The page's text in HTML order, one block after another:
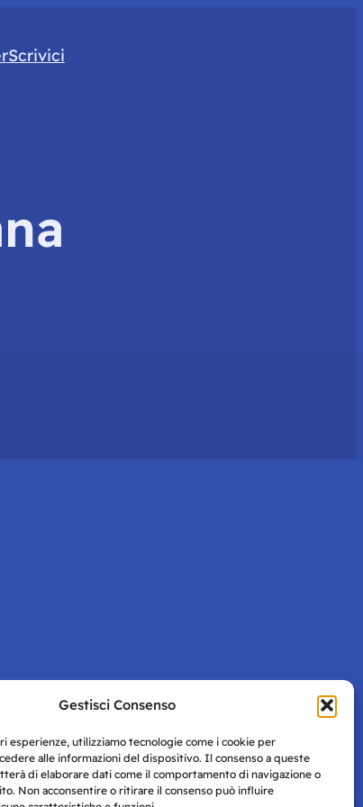
Gestisci Consenso
esperienze, utilizziamo tecnologie come i cookie per
alle informazioni del dispositivo. Il consenso a queste
di elaborare dati come il comportamento di navigazione o
Non acconsentire o ritirare il consenso può influire
Scrivici